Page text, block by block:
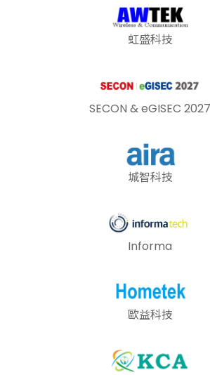
虹盛科技
SECON & eGISEC 2027
城智科技
Informa
歐益科技